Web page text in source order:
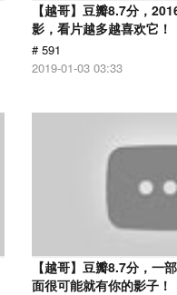
【越哥】豆瓣8.7分，
影，看片越多越喜欢它！
# 591
2019-01-03 03:33
【越哥】豆瓣8.7分，一
面很可能就有你的影子！